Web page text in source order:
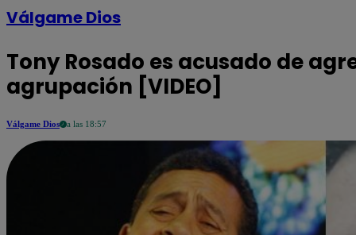
Válgame Dios
Tony Rosado es acusado de
agrupación [VIDEO]
Válgame Dios a las 18:57